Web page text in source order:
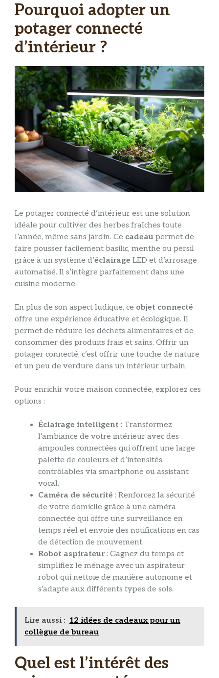
Pourquoi adopter un
potager connecté
d’intérieur ?
Le potager connecté d’intérieur est une solution
idéale pour cultiver des herbes fraîches toute
l’année, même sans jardin. Ce cadeau permet de
faire pousser facilement basilic, menthe ou persil
grâce à un système d’éclairage LED et d’arrosage
automatisé. Il s’intègre parfaitement dans une
cuisine moderne.
En plus de son aspect ludique, ce objet connecté
offre une expérience éducative et écologique. Il
permet de réduire les déchets alimentaires et de
consommer des produits frais et sains. Offrir un
potager connecté, c’est offrir une touche de nature
et un peu de verdure dans un intérieur urbain.
Pour enrichir votre maison connectée, explorez ces
options :
Éclairage intelligent : Transformez
l’ambiance de votre intérieur avec des
ampoules connectées qui offrent une large
palette de couleurs et d’intensités,
contrôlables via smartphone ou assistant
vocal.
Caméra de sécurité : Renforcez la sécurité
de votre domicile grâce à une caméra
connectée qui offre une surveillance en
temps réel et envoie des notifications en cas
de détection de mouvement.
Robot aspirateur: Gagnez du temps et
simplifiez le ménage avec un aspirateur
robot qui nettoie de manière autonome et
s’adapte aux différents types de sols.
Lire aussi : 12 idées de cadeaux pour un
collègue de bureau
Quel est l’intérêt des